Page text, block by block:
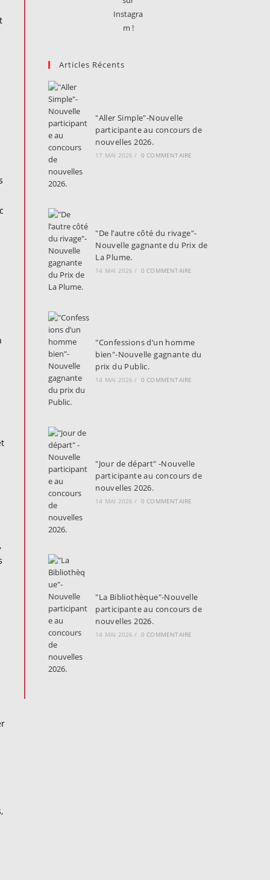
Articles Récents
"Aller Simple"-Nouvelle
participante au concours de
nouvelles 2026.
17 MAI 2026 / 0 COMMENTAIRE
"De l’autre côté du rivage"-
Nouvelle gagnante du Prix de
La Plume.
14 MAI 2026 / 0 COMMENTAIRE
"Confessions d’un homme
bien"-Nouvelle gagnante du
prix du Public.
14 MAI 2026 / 0 COMMENTAIRE
"Jour de départ" -Nouvelle
participante au concours de
nouvelles 2026.
14 MAI 2026 / 0 COMMENTAIRE
"La Bibliothèque"-Nouvelle
participante au concours de
nouvelles 2026.
14 MAI 2026 / 0 COMMENTAIRE